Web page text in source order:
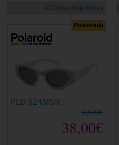
4 Colores disponibles
Polarizada
PLD 6243/S/X
69,00€
38,00€